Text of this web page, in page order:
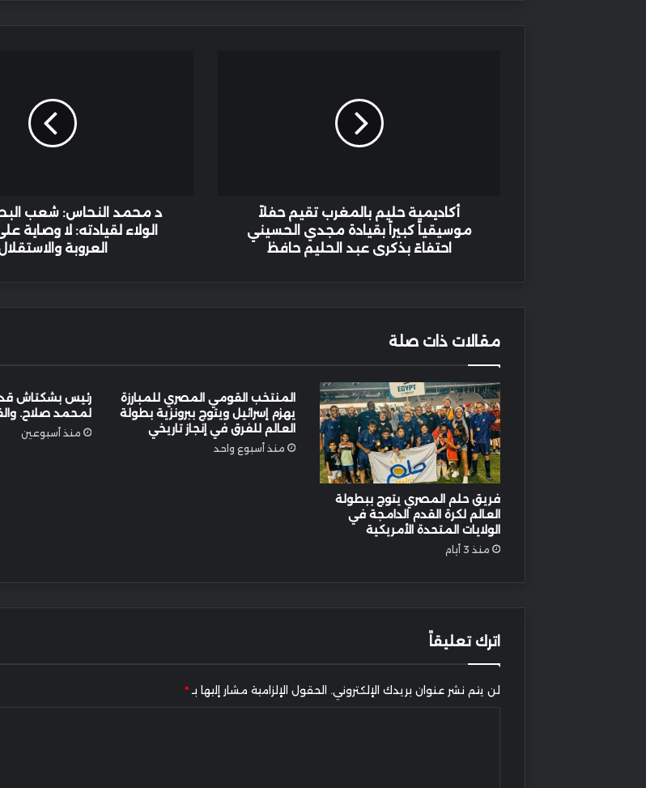
الحسينيأكاديمية حليم بالمغرب تقيم حفلاً
موسيقياً كبيراً بقيادة مجدي الحسيني
احتفاءً بذكرى عبد الحليم حافظ
د محمد النحاس: شعب
الولاء لقيادته: لا وصاية
العروبة
مقالات ذات صلة
فريق حلم المصري يتوج ببطولة
العالم لكرة القدم الدامجة في
الولايات المتحدة الأمريكية
منذ 3 أيام
المنتخب القومي المصري للمبارزة
يهزم إسرائيل ويتوج ببرونزية بطولة
العالم للفرق في إنجاز تاريخي
منذ أسبوع واحد
رئيس بشكتاش
لمحمد صلاح.
منذ أسبوعين
اترك تعليقاً
لن يتم نشر عنوان بريدك الإلكتروني. الحقول الإلزامية مشار إليها بـ*